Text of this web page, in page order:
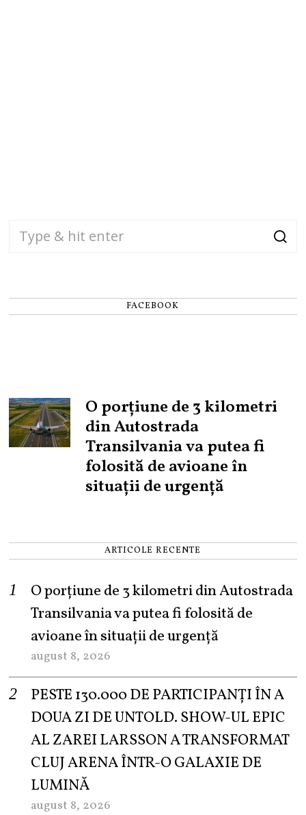
FACEBOOK
O porțiune de 3 kilometri
din Autostrada
Transilvania va putea fi
folosită de avioane în
situații de urgență
ARTICOLE RECENTE
O porțiune de 3 kilometri din Autostrada
Transilvania va putea fi folosită de
avioane în situații de urgență
august 8, 2026
PESTE 130.000 DE PARTICIPANȚI ÎN A
DOUA ZI DE UNTOLD. SHOW-UL EPIC
AL ZAREI LARSSON A TRANSFORMAT
CLUJ ARENA ÎNTR-O GALAXIE DE
LUMINĂ
august 8, 2026